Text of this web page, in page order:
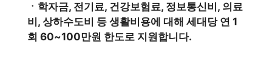
ㆍ학자금, 전기료, 건강보험료, 정보통신비, 의료
비, 상하수도비 등 생활비용에 대해 세대당 연 1
회 60~100만원 한도로 지원합니다.